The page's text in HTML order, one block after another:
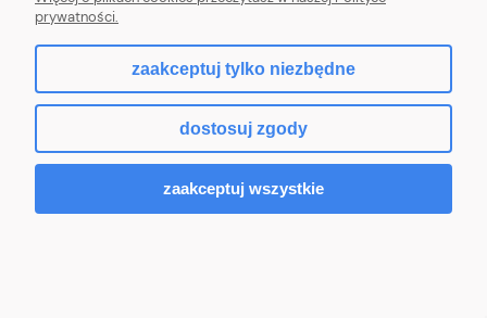
pokaż pełną wersję strony
Sklep internetowy Shoper.pl
prywatności.
zaakceptuj tylko niezbędne
dostosuj zgody
zaakceptuj wszystkie